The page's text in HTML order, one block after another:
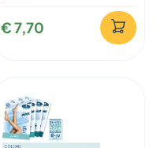
€ 7,70